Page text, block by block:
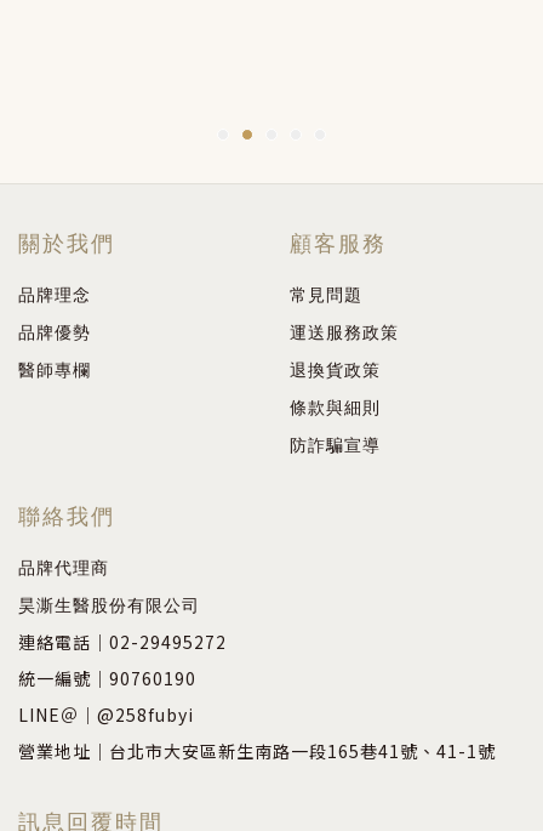
關於我們
品牌理念
品牌優勢
醫師專欄
顧客服務
常見問題
運送服務政策
退換貨政策
條款與細則
防詐騙宣導
聯絡我們
品牌代理商
昊澌生醫股份有限公司
連絡電話｜02-29495272
統一編號｜90760190
LINE＠｜@258fubyi
營業地址｜台北市大安區新生南路一段165巷41號、41-1號
訊息回覆時間